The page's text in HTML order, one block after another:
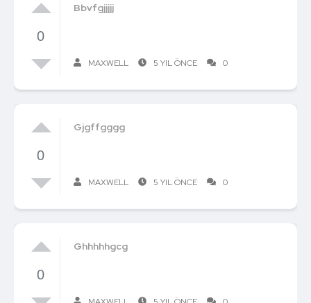
0
Bbvfgjjjjj
MAXWELL 5 YIL ÖNCE 0
0
Gjgffgggg
MAXWELL 5 YIL ÖNCE 0
0
Ghhhhhgcg